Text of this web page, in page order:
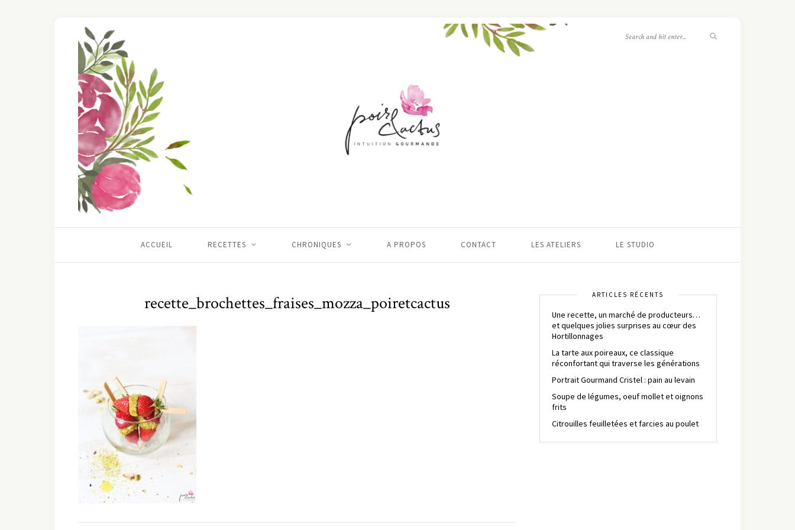
ACCUEIL RECETTES CHRONIQUES A PROPOS CONTACT LES ATELIERS LE STUDIO
recette_brochettes_fraises_mozza_poiretcactus ARTICLES RÉCENTS
Une recette, un marché de producteurs…
et quelques jolies surprises au cœur des
Hortillonnages
La tarte aux poireaux, ce classique
réconfortant qui traverse les générations
Portrait Gourmand Cristel : pain au levain
Soupe de légumes, oeuf mollet et oignons
frits
Citrouilles feuilletées et farcies au poulet